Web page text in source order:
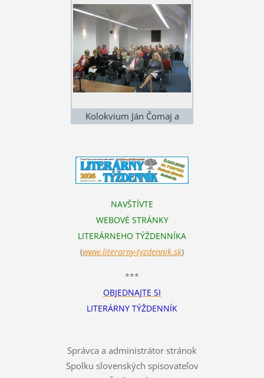
knižnici v Bratislave. Foto:
Štefan Cifra
Kolokvium Ján Čomaj a
Bratislave. Foto: Štefan Cifra
NAVŠTÍVTE
WEBOVÉ STRÁNKY
LITERÁRNEHO TÝŽDENNÍKA
(www.literarny-tyzdennik.sk)
***
OBJEDNAJTE SI
LITERÁRNY TÝŽDENNÍK
Správca a administrátor stránok
Spolku slovenských spisovateľov